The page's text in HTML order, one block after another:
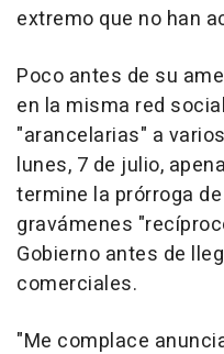
extremo que no han
Poco antes de su
en la misma red
"arancelarias" a
lunes, 7 de julio,
termine la prórroga
gravámenes
Gobierno antes de
comerciales.
"Me complace